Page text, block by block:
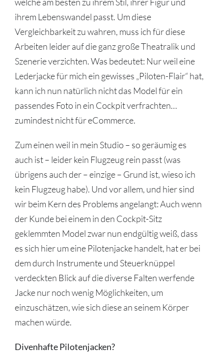
ihrem Lebenswandel passt. Um diese
Vergleichbarkeit zu wahren, muss ich für diese
Arbeiten leider auf die ganz große Theatralik und
Szenerie verzichten. Was bedeutet: Nur weil eine
Lederjacke für mich ein gewisses „Piloten-Flair“ hat,
kann ich nun natürlich nicht das Model für ein
passendes Foto in ein Cockpit verfrachten…
zumindest nicht für eCommerce.
Zum einen weil in mein Studio – so geräumig es
auch ist – leider kein Flugzeug rein passt (was
übrigens auch der – einzige – Grund ist, wieso ich
kein Flugzeug habe). Und vor allem, und hier sind
wir beim Kern des Problems angelangt: Auch wenn
der Kunde bei einem in den Cockpit-Sitz
geklemmten Model zwar nun endgültig weiß, dass
es sich hier um eine Pilotenjacke handelt, hat er bei
dem durch Instrumente und Steuerknüppel
verdeckten Blick auf die diverse Falten werfende
Jacke nur noch wenig Möglichkeiten, um
einzuschätzen, wie sich diese an seinem Körper
machen würde.
Divenhafte Pilotenjacken?